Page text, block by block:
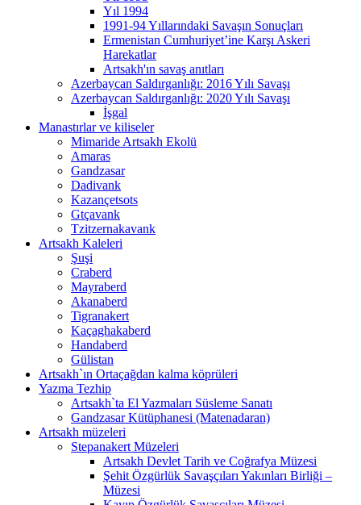
Yıl 1994
1991-94 Yıllarındaki Savaşın Sonuçları
Ermenistan Cumhuriyet’ine Karşı Askeri
Harekatlar
Artsakh'ın savaş anıtları
Azerbaycan Saldırganlığı: 2016 Yılı Savaşı
Azerbaycan Saldırganlığı: 2020 Yılı Savaşı
İşgal
Manastırlar ve kiliseler
Mimaride Artsakh Ekolü
Amaras
Gandzasar
Dadivank
Kazançetsots
Gtçavank
Tzitzernakavank
Artsakh Kaleleri
Şuşi
Craberd
Mayraberd
Akаnaberd
Tigranakert
Kaçaghakaberd
Handaberd
Gülistan
Artsakh`ın Ortaçağdan kalma köprüleri
Yazma Tezhip
Artsakh`ta El Yazmaları Süsleme Sanatı
Gandzasar Kütüphanesi (Matenadaran)
Artsakh müzeleri
Stepanakert Müzeleri
Artsakh Devlet Tarih ve Coğrafya Müzesi
Şehit Özgürlük Savaşçıları Yakınları Birliği –
Müzesi